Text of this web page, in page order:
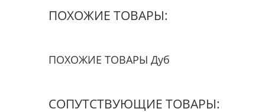
ПОХОЖИЕ ТОВАРЫ:
ПОХОЖИЕ ТОВАРЫ Дуб
СОПУТСТВУЮЩИЕ ТОВАРЫ: